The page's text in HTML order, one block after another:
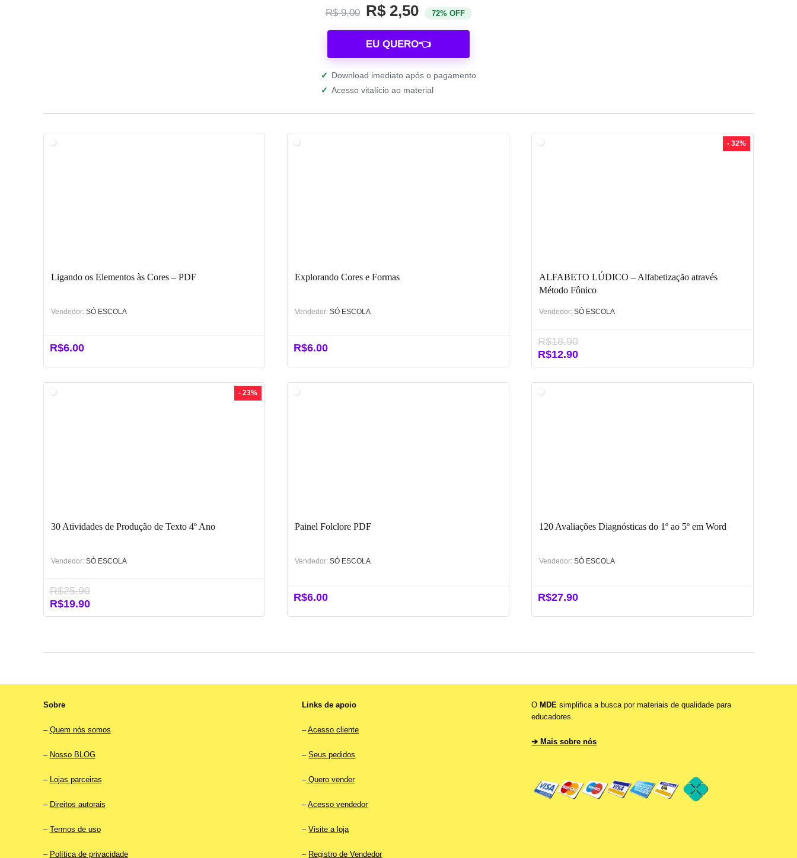
R$ 9,00 R$ 2,50 72% OFF
EU QUERO👈
✓ Download imediato após o pagamento
✓ Acesso vitalício ao material
Ligando os Elementos às Cores – PDF
Vendedor: SÓ ESCOLA
R$6.00
Explorando Cores e Formas
Vendedor: SÓ ESCOLA
R$6.00
- 32%
ALFABETO LÚDICO – Alfabetização através
Método Fônico
Vendedor: SÓ ESCOLA
R$18.90
O
preço
era:
R$12.90O
preço
- 23%
30 Atividades de Produção de Texto 4º Ano
Vendedor: SÓ ESCOLA
R$25.90
O
preço
R$25.90.
R$19.90O
preço
R$19.90.
Painel Folclore PDF
Vendedor: SÓ ESCOLA
R$6.00
120 Avaliações Diagnósticas do 1º ao 5º em Word
Vendedor: SÓ ESCOLA
R$27.90
Sobre
– Quem nós somos
– Nosso BLOG
– Lojas parceiras
– Direitos autorais
– Termos de uso
– Política de privacidade
Links de apoio
–Acesso cliente
–Seus pedidos
–Quero vender
–Acesso vendedor
–Visite a loja
– Registro de Vendedor
O MDE simplifica a busca por materiais de qualidade para
educadores.
➔ Mais sobre nós